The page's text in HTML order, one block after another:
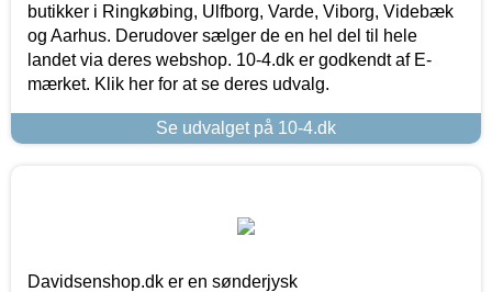
butikker i Ringkøbing, Ulfborg, Varde, Viborg, Videbæk
og Aarhus. Derudover sælger de en hel del til hele
landet via deres webshop. 10-4.dk er godkendt af E-
mærket. Klik her for at se deres udvalg.
Se udvalget på 10-4.dk
Davidsenshop.dk er en sønderjysk